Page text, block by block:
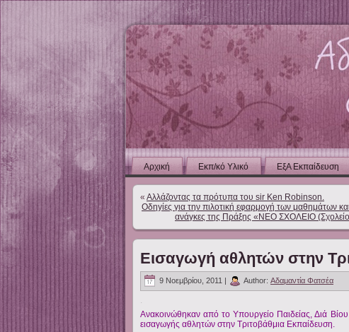
Αρχική Εκπ/κό Υλικό ΕξΑ Εκπαίδευση
« Αλλάζοντας τα πρότυπα του sir Ken Robinson.
Οδηγίες για την πιλοτική εφαρμογή των μαθημάτων
ανάγκες της Πράξης «ΝΕΟ ΣΧΟΛΕΙΟ
Εισαγωγή αθλητών στην
9 Νοεμβρίου, 2011 | Author: Αδαμαντία Φατσέα
Ανακοινώθηκαν από το Υπουργείο Παιδείας, Διά
εισαγωγής αθλητών στην Τριτοβάθμια Εκπαίδευση.